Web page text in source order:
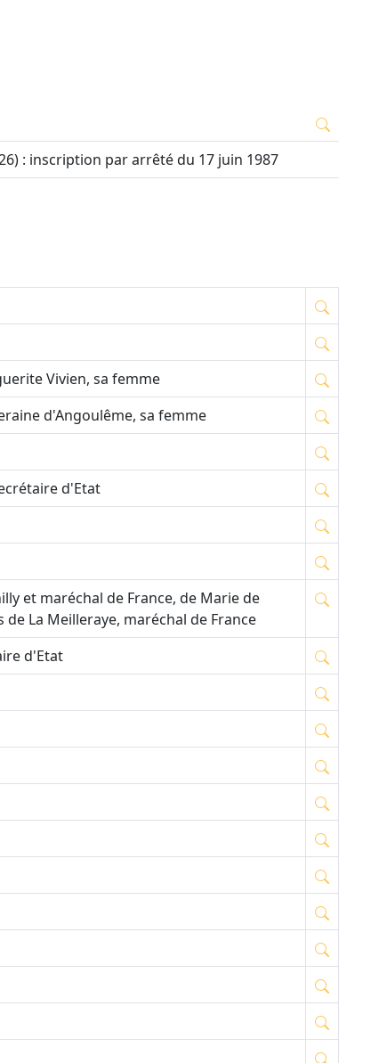
: inscription par arrêté du 17 juin 1987
Vivien, sa femme
d'Angoulême, sa femme
d'Etat
et maréchal de France, de Marie de
La Meilleraye, maréchal de France
d'Etat